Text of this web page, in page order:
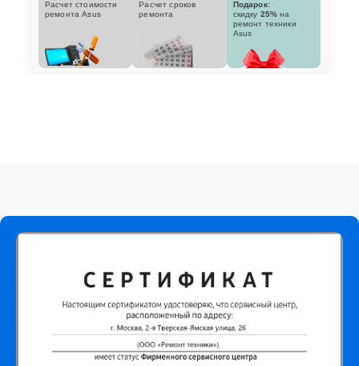
Расчет стоимости
ремонта Asus
Расчет сроков
ремонта
Подарок:
скидку 25% на
ремонт техники
Asus